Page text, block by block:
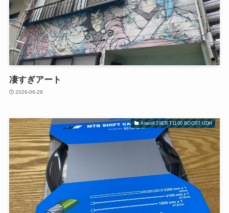
凄すぎアート
2026-06-29
Airwolf 29ER T1100 BOOST UDH